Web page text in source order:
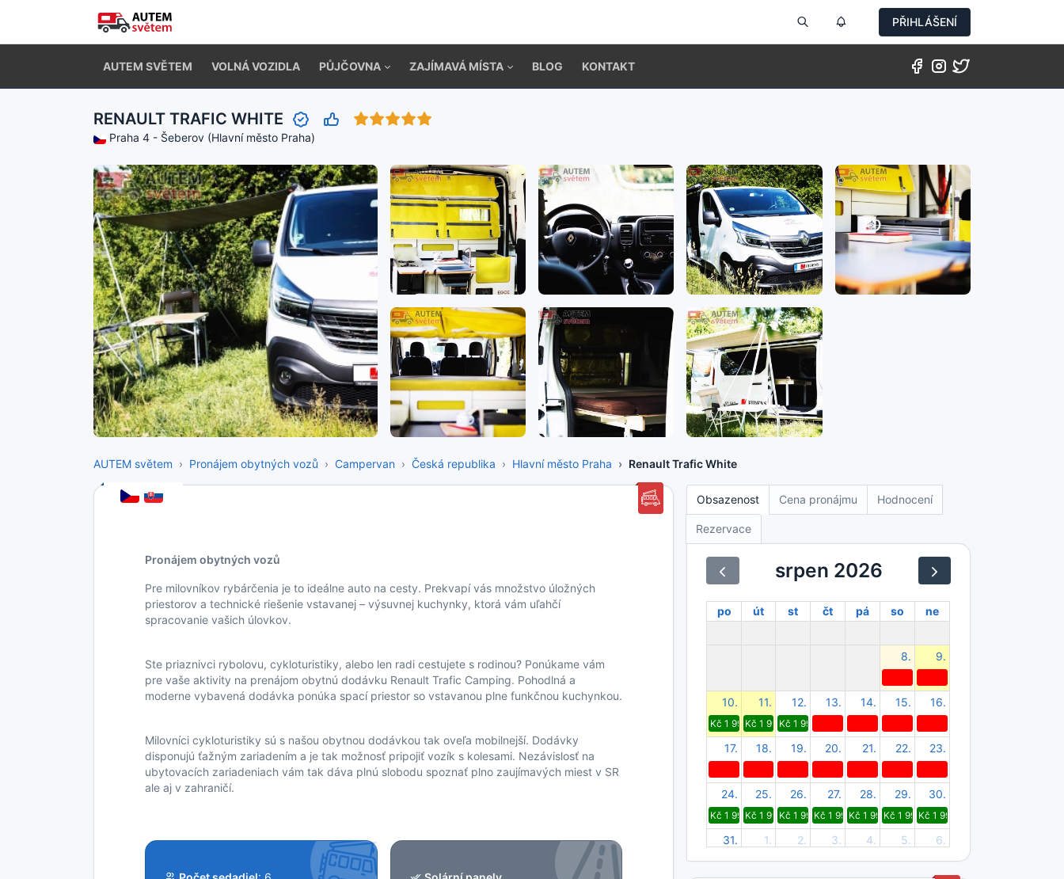
PŘIHLÁŠENÍ
AUTEM SVĚTEM VOLNÁ VOZIDLA PŮJČOVNA ZAJÍMAVÁ MÍSTA BLOG KONTAKT
RENAULT TRAFIC WHITE
Praha 4 - Šeberov (Hlavní město Praha)
AUTEM světem Pronájem obytných vozů Campervan Česká republika Hlavní město Praha Renault Trafic White
Pronájem obytných vozů
Pre milovníkov rybárčenia je to ideálne auto na cesty. Prekvapí vás množstvo úložných
priestorov a technické riešenie vstavanej – výsuvnej kuchynky, ktorá vám uľahčí
spracovanie vašich úlovkov.
Ste priaznivci rybolovu, cykloturistiky, alebo len radi cestujete s rodinou? Ponúkame vám
pre vaše aktivity na prenájom obytnú dodávku Renault Trafic Camping. Pohodlná a
moderne vybavená dodávka ponúka spací priestor so vstavanou plne funkčnou kuchynkou.
Milovníci cykloturistiky sú s našou obytnou dodávkou tak oveľa mobilnejší. Dodávky
disponujú ťažným zariadením a je tak možnosť pripojiť vozík s kolesami. Nezávislosť na
ubytovacích zariadeniach vám tak dáva plnú slobodu spoznať plno zaujímavých miest v SR
ale aj v zahraničí.
Obsazenost Cena pronájmu Hodnocení
Rezervace
srpen 2026
po út st čt pá so ne
8. 9.
10.
Kč 1 990
11.
Kč 1 990
12.
Kč 1 990
13. 14. 15. 16.
17. 18. 19. 20. 21. 22. 23.
24.
Kč 1 990
25.
Kč 1 990
26.
Kč 1 990
27.
Kč 1 990
28.
Kč 1 990
29.
Kč 1 990
30.
Kč 1 990
31.
Kč 1 990
1.
Kč 1 990
2.
Kč 1 990
3.
Kč 1 990
4.
Kč 1 990
5.
Kč 1 990
6.
Kč 1 990